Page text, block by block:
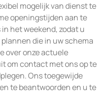
mogelijk van dienst te
openingstijden aan te
het weekend, zodat u
die in uw schema
over onze actuele
om contact met ons op te
Ons toegewijde
te beantwoorden en u te